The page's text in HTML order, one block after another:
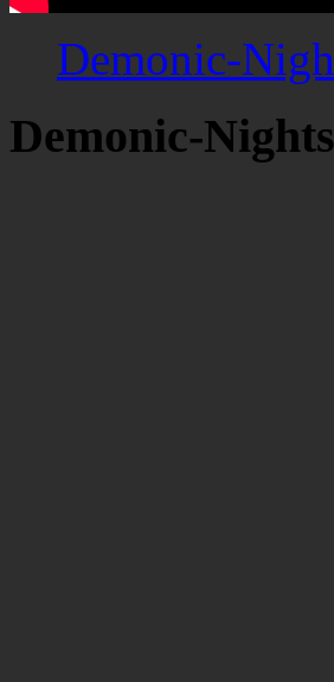
Demonic-
Demonic-